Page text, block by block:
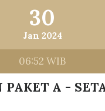
30
Jan 2024
06:52 WIB
PAKET A -